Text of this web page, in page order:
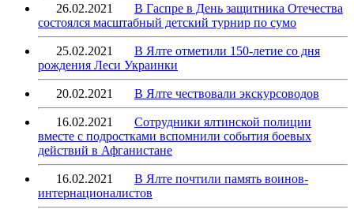
26.02.2021
В Гаспре в День защитника Отечества
состоялся масштабный детский турнир по сумо
25.02.2021
В Ялте отметили 150-летие со дня
рождения Леси Украинки
20.02.2021 В Ялте чествовали экскурсоводов
16.02.2021
Сотрудники ялтинской полиции
вместе с подростками вспомнили события боевых
действий в Афганистане
16.02.2021
В Ялте почтили память воинов-
интернационалистов